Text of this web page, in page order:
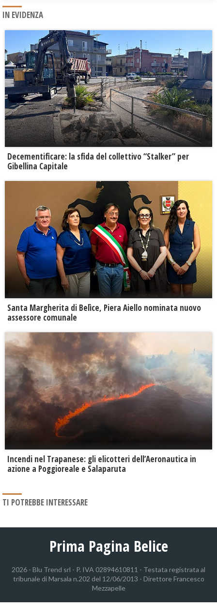
IN EVIDENZA
Decementificare: la sfida del collettivo “Stalker” per
Gibellina Capitale
Santa Margherita di Belìce, Piera Aiello nominata nuovo
assessore comunale
Incendi nel Trapanese: gli elicotteri dell’Aeronautica in
azione a Poggioreale e Salaparuta
TI POTREBBE INTERESSARE
Prima Pagina Belice
2026 - Blu Trend srl - P. IVA 02894610811 - Testata registrata al
tribunale di Marsala n.202 del 12/06/2013 - Direttore Francesco
Mezzapelle